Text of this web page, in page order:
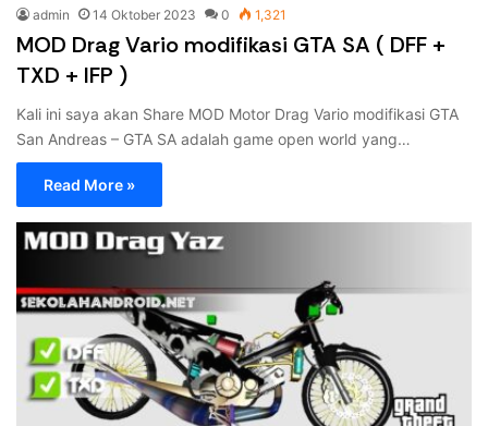
admin 14 Oktober 2023 0 1,321
MOD Drag Vario modifikasi GTA SA ( DFF +
TXD + IFP )
Kali ini saya akan Share MOD Motor Drag Vario modifikasi GTA
San Andreas – GTA SA adalah game open world yang…
Read More »